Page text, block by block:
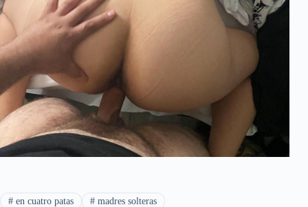
#en cuatro patas #madres solteras